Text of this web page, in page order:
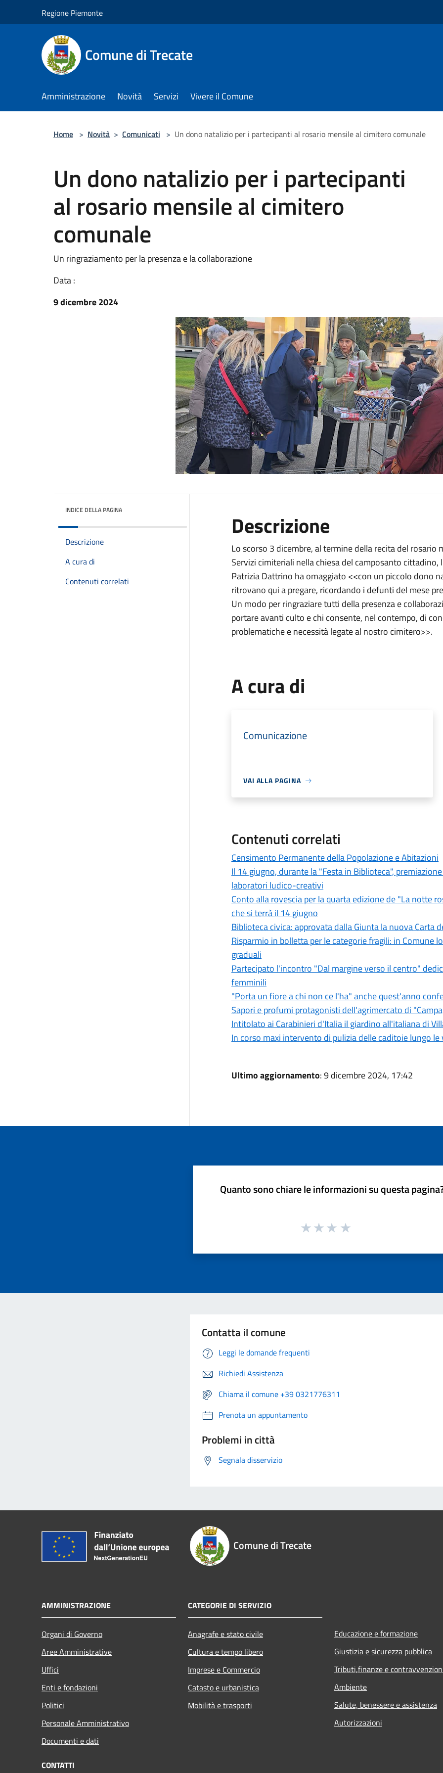
Regione Piemonte
Comune di Trecate
Amministrazione Novità Servizi Vivere il Comune
Home > Novità > Comunicati > Un dono natalizio per i partecipanti al rosario mensile al cimitero comunale
Un dono natalizio per i partecipanti
al rosario mensile al cimitero
comunale
Un ringraziamento per la presenza e la collaborazione
Data :
9 dicembre 2024
INDICE DELLA PAGINA
Descrizione
A cura di
Contenuti correlati
Descrizione
Lo scorso 3 dicembre, al termine della recita del rosario
Servizi cimiteriali nella chiesa del camposanto cittadino,
Patrizia Dattrino ha omaggiato <<con un piccolo dono
ritrovano qui a pregare, ricordando i defunti del mese
Un modo per ringraziare tutti della presenza e
portare avanti culto e chi consente, nel contempo, di
problematiche e necessità legate al nostro cimitero>>.
A cura di
Comunicazione
VAI ALLA PAGINA
Contenuti correlati
Censimento Permanente della Popolazione e Abitazioni
Il 14 giugno, durante la "Festa in Biblioteca",
laboratori ludico-creativi
Conto alla rovescia per la quarta edizione de "La notte
che si terrà il 14 giugno
Biblioteca civica: approvata dalla Giunta la nuova Carta
Risparmio in bolletta per le categorie fragili: in Comune
graduali
Partecipato l'incontro "Dal margine verso il centro"
femminili
"Porta un fiore a chi non ce l'ha" anche quest'anno
Sapori e profumi protagonisti dell'agrimercato di
Intitolato ai Carabinieri d'Italia il giardino all'italiana di
In corso maxi intervento di pulizia delle caditoie lungo
Ultimo aggiornamento: 9 dicembre 2024, 17:42
Quanto sono chiare le informazioni su questa
Contatta il comune
Leggi le domande frequenti
Richiedi Assistenza
Chiama il comune +39 0321776311
Prenota un appuntamento
Problemi in città
Segnala disservizio
Comune di Trecate
AMMINISTRAZIONE
Organi di Governo
Aree Amministrative
Uffici
Enti e fondazioni
Politici
Personale Amministrativo
Documenti e dati
CATEGORIE DI SERVIZIO
Anagrafe e stato civile
Cultura e tempo libero
Imprese e Commercio
Catasto e urbanistica
Mobilità e trasporti
Educazione e formazione
Giustizia e sicurezza pubblica
Tributi,finanze e
Ambiente
Salute, benessere e assistenza
Autorizzazioni
CONTATTI